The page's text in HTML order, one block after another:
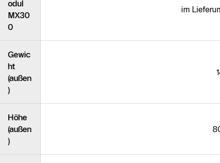
odul
MX30
0
im
Gewic
ht
(außen
)
Höhe
(außen
)